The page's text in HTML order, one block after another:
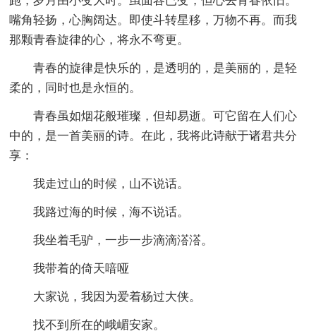
嘴角轻扬，心胸阔达。即使斗转星移，万物不再。而我
那颗青春旋律的心，将永不弯更。
青春的旋律是快乐的，是透明的，是美丽的，是轻
柔的，同时也是永恒的。
青春虽如烟花般璀璨，但却易逝。可它留在人们心
中的，是一首美丽的诗。在此，我将此诗献于诸君共分
享：
我走过山的时候，山不说话。
我路过海的时候，海不说话。
我坐着毛驴，一步一步滴滴溚溚。
我带着的倚天喑哑
大家说，我因为爱着杨过大侠。
找不到所在的峨嵋安家。